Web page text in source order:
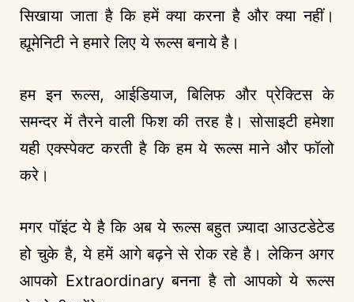
सिखाया जाता है कि हमें क्या करना है और क्या नहीं।
ह्यूमेनिटी ने हमारे लिए ये रूल्स बनाये है।
हम इन रूल्स, आईडियाज, बिलिफ और प्रेक्टिस के
समन्दर में तैरने वाली फिश की तरह है। सोसाइटी हमेशा
यही एक्स्पेक्ट करती है कि हम ये रूल्स माने और फॉलो
करे।
मगर पॉइंट ये है कि अब ये रूल्स बहुत ज़्यादा आउटडेटेड
हो चुके है, ये हमें आगे बढ़ने से रोक रहे है। लेकिन अगर
आपको Extraordinary बनना है तो आपको ये रूल्स